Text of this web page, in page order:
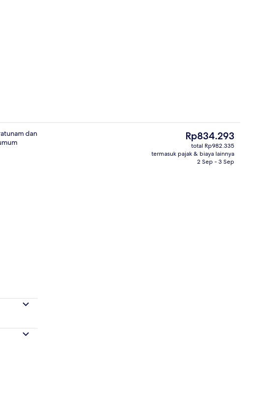
Halaman properti
dan
Harga
saat
ini
Rp834.293
Rp834.293
total Rp982.335
termasuk pajak & biaya lainnya
2 Sep - 3 Sep